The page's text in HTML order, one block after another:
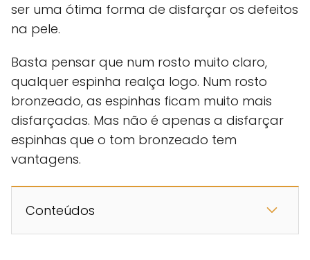
ser uma ótima forma de disfarçar os defeitos
na pele.
Basta pensar que num rosto muito claro,
qualquer espinha realça logo. Num rosto
bronzeado, as espinhas ficam muito mais
disfarçadas. Mas não é apenas a disfarçar
espinhas que o tom bronzeado tem
vantagens.
Conteúdos